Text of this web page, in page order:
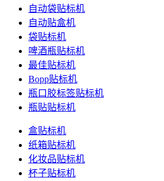
自动袋贴标机
自动贴盒机
袋贴标机
啤酒瓶贴标机
最佳贴标机
Bopp贴标机
瓶口胶标签贴标机
瓶贴贴标机
盒贴标机
纸箱贴标机
化妆品贴标机
杯子贴标机